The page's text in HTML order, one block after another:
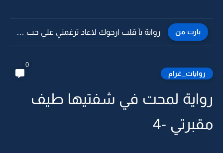
بارت من رواية يآ قلب ارجوك لاعاد ترغمنيِ علىِ حب جديد وفيِه...
روايات_غرام
رواية لمحت في شفتيها طيف
مقبرتي -4